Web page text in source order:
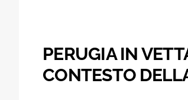
PERUGIA IN
CONTESTO